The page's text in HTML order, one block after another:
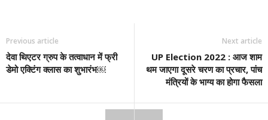
Previous article
देवा थिएटर ग्रुप के तत्वाधान में फ्री
डेमो एक्टिंग क्लास का शुभारंभ￼
Next article
UP Election 2022 : आज शाम
थम जाएगा दूसरे चरण का प्रचार, पांच
मंत्रियों के भाग्य का होगा फैसला